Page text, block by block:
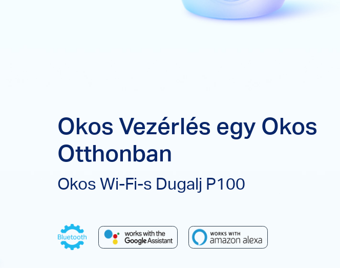
Okos Vezérlés egy Okos
Otthonban
Okos Wi-Fi-s Dugalj P100